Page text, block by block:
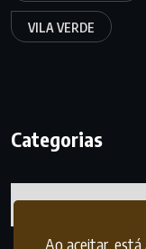
Ao aceitar, está
VILA VERDE
Categorias